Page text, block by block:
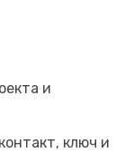
и
ключ и